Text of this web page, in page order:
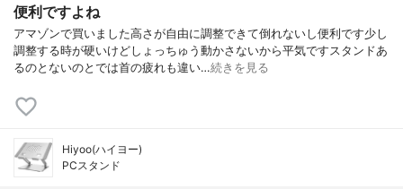
便利ですよね
アマゾンで買いました高さが自由に調整できて倒れないし便利です少し
調整する時が硬いけどしょっちゅう動かさないから平気ですスタンドあ
るのとないのとでは首の疲れも違い…続きを見る
Hiyoo(ハイヨー)
PCスタンド